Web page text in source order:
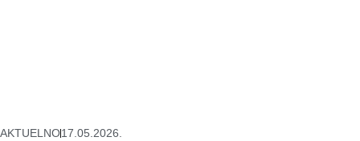
AKTUELNO17.05.2026.